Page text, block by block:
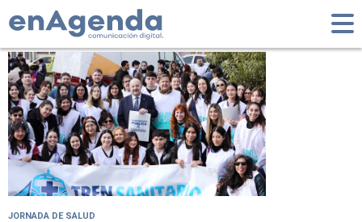
Tag: Tren Sanitario
JORNADA DE SALUD